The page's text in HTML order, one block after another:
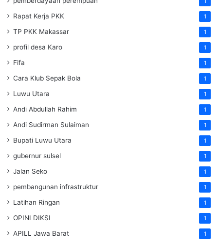
Rapat Kerja PKK 1
TP PKK Makassar 1
profil desa Karo 1
Fifa 1
Cara Klub Sepak Bola 1
Luwu Utara 1
Andi Abdullah Rahim 1
Andi Sudirman Sulaiman 1
Bupati Luwu Utara 1
gubernur sulsel 1
Jalan Seko 1
pembangunan infrastruktur 1
Latihan Ringan 1
OPINI DIKSI 1
APILL Jawa Barat 1